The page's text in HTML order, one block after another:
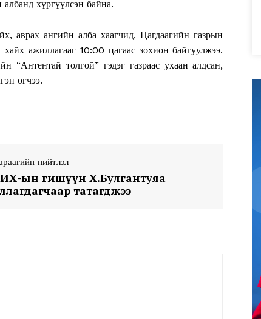
хүргүүлсэн байна.
аврах ангийн алба хаагчид, Цагдаагийн газрын
ажиллагааг 10:00 цагаас зохион байгуулжээ.
толгой” гэдэг газраас ухаан алдсан,
өгчээ.
нийтлэл
ын гишүүн Х.Булгантуяа
татагджээ